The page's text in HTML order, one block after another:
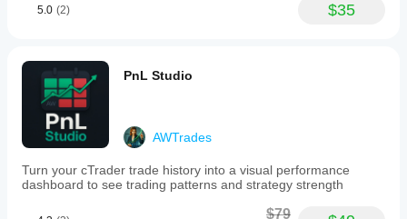
5.0 (2) $35
PnL Studio
AWTrades
Turn your cTrader trade history into a visual performance
dashboard to see trading patterns and strategy strength
$79